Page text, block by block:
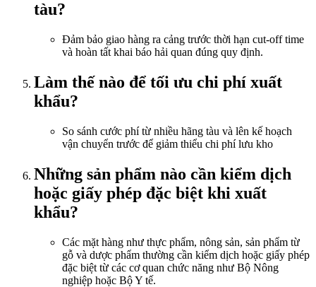
tàu?
Đảm bảo giao hàng ra cảng trước thời hạn cut-off time
và hoàn tất khai báo hải quan đúng quy định.
Làm thế nào để tối ưu chi phí xuất
khẩu?
So sánh cước phí từ nhiều hãng tàu và lên kế hoạch
vận chuyển trước để giảm thiểu chi phí lưu kho
Những sản phẩm nào cần kiểm dịch
hoặc giấy phép đặc biệt khi xuất
khẩu?
Các mặt hàng như thực phẩm, nông sản, sản phẩm từ
gỗ và dược phẩm thường cần kiểm dịch hoặc giấy phép
đặc biệt từ các cơ quan chức năng như Bộ Nông
nghiệp hoặc Bộ Y tế.